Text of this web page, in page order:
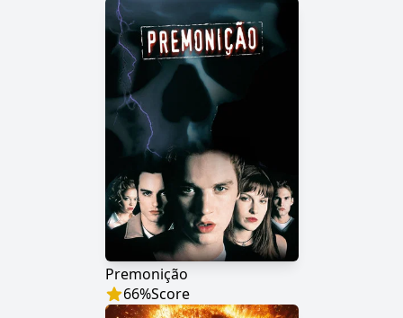
Premonição
66%Score